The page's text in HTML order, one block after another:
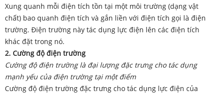
Xung quanh mỗi điện tích tồn tại một môi trường (dạng vật
chất) bao quanh điện tích và gắn liền với điện tích gọi là điện
trường. Điện trường này tác dụng lực điện lên các điện tích
khác đặt trong nó.
2. Cường độ điện trường
Cường độ điện trường là đại lượng đặc trưng cho tác dụng
mạnh yếu của điện trường tại một điểm
Cường độ điện trường đặc trưng cho tác dụng lực điện của